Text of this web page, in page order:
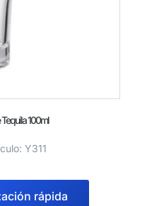
100ml
Y311
rápida